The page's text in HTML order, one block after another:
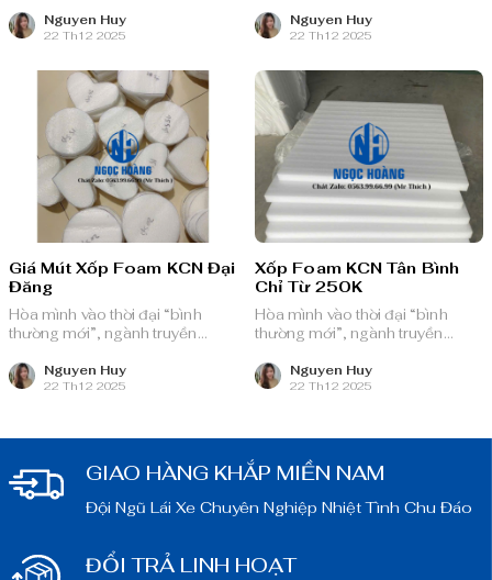
nguồn lực dồi dào và chiến lược
bài bản, sẵn sàng ghi danh trên
Nguyen Huy
22 Th12 2025
nguồn lực dồi dào và chiến lược
bài bản, sẵn sàng ghi danh trên
Nguyen Huy
22 Th12 2025
Giá Mút Xốp Foam KCN Đại
Đăng
Hòa mình vào thời đại “bình
thường mới”, ngành truyền
nguồn lực dồi dào và chiến lược
bài bản, sẵn sàng ghi danh trên
Nguyen Huy
22 Th12 2025
Xốp Foam KCN Tân Bình
Chỉ Từ 250K
Hòa mình vào thời đại “bình
thường mới”, ngành truyền
nguồn lực dồi dào và chiến lược
bài bản, sẵn sàng ghi danh trên
Nguyen Huy
22 Th12 2025
GIAO HÀNG KHẮP MIỀN NAM
Đội Ngũ Lái Xe Chuyên Nghiệp Nhiệt Tình Chu Đáo
ĐỔI TRẢ LINH HOẠT